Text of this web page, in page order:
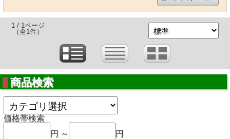
1 / 1ページ
（全1件）
商品検索
価格帯検索
円 ～
円